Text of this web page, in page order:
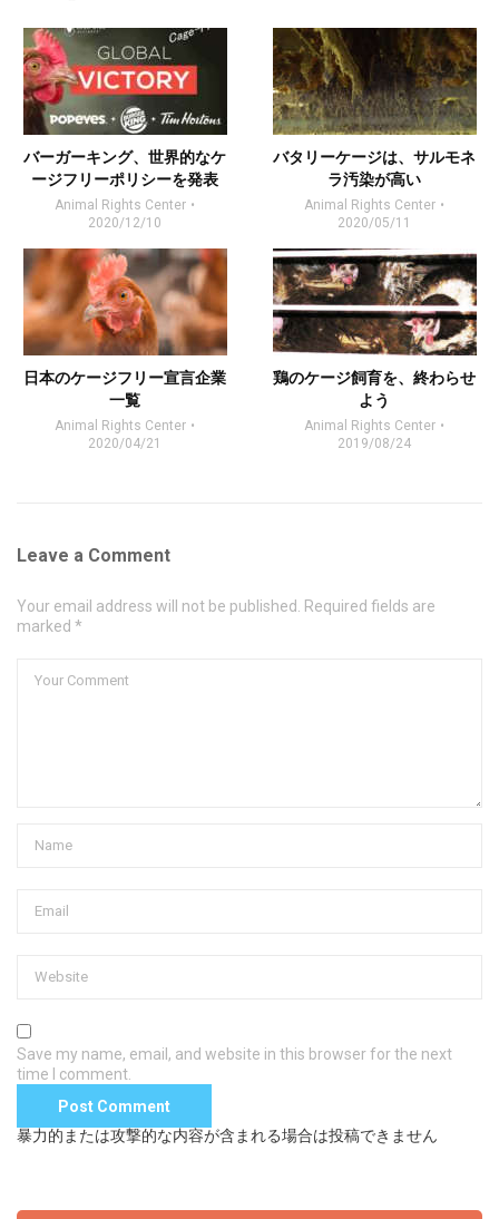
バーガーキング、世界的なケ
ージフリーポリシーを発表
Animal Rights Center
2020/12/10
バタリーケージは、サルモネ
ラ汚染が高い
Animal Rights Center
2020/05/11
日本のケージフリー宣言企業
一覧
Animal Rights Center
2020/04/21
鶏のケージ飼育を、終わらせ
よう
Animal Rights Center
2019/08/24
Leave a Comment
Your email address will not be published. Required fields are
marked *
Save my name, email, and website in this browser for the next
time I comment.
暴力的または攻撃的な内容が含まれる場合は投稿できません